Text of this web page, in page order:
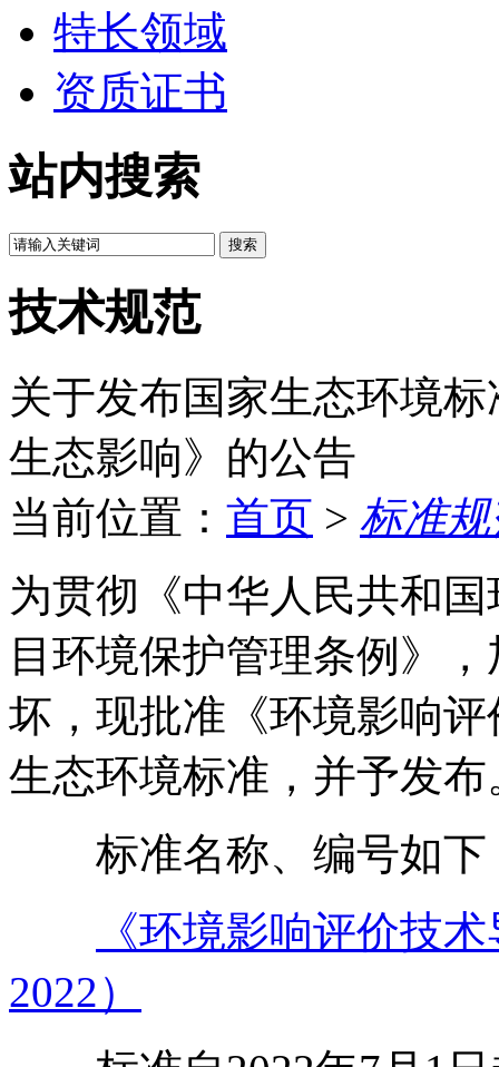
特长领域
资质证书
站内搜索
技术规范
关于发布国家生态环境
生态影响》的公告
当前位置： 首页 > 标准
为贯彻《中华人民共和
目环境保护管理条例》
坏，现批准《环境影响
生态环境标准，并予发布
标准名称、编号如下
《环境影响评价技
2022）